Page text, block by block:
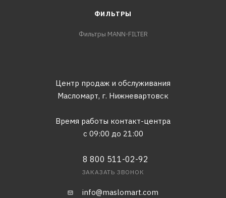
ФИЛЬТРЫ
Фильтры MANN-FILTER
Центр продаж и обслуживания
Масломарт, г. Нижневартовск
Время работы контакт-центра
с 09:00 до 21:00
8 800 511-02-92
ЗАКАЗАТЬ ЗВОНОК
info@maslomart.com